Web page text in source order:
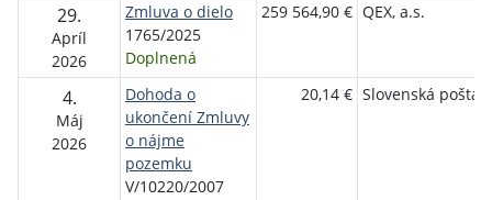
29.
Apríl
2026
Zmluva o dielo
1765/2025
Doplnená
259 564,90 € QEX, a.s.
4.
Máj
2026
Dohoda o
ukončení Zmluvy
o nájme
pozemku
V/10220/2007
20,14 € Slovenská pošta,